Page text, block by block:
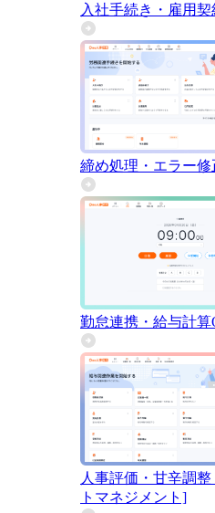
入社手続き・雇用契
締め処理・エラー修
勤怠連携・給与計算
人事評価・甘辛調
トマネジメント]